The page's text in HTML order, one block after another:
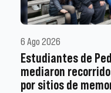
6 Ago 2026
Estudiantes de
mediaron
por sitios de